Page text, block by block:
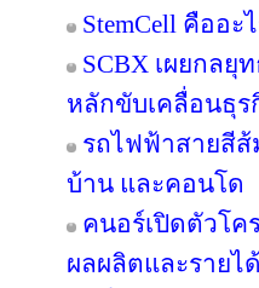
StemCell คืออ
SCBX เผยกลยุ
หลักขับเคลื่อนธุร
รถไฟฟ้าสายสีส้
บ้าน และคอนโด
คนอร์เปิดตัวโค
ผลผลิตและรายไ